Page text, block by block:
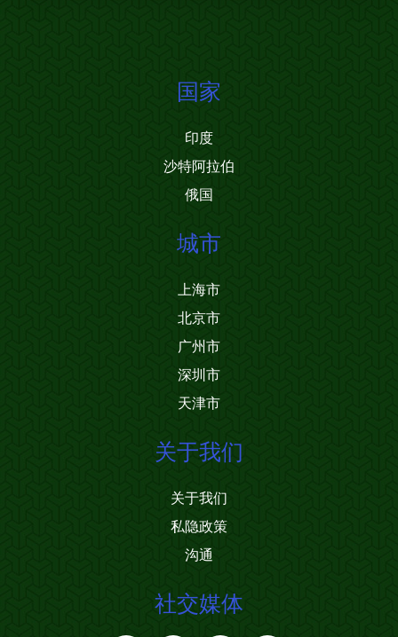
国家
印度
沙特阿拉伯
俄国
城市
上海市
北京市
广州市
深圳市
天津市
关于我们
关于我们
私隐政策
沟通
社交媒体